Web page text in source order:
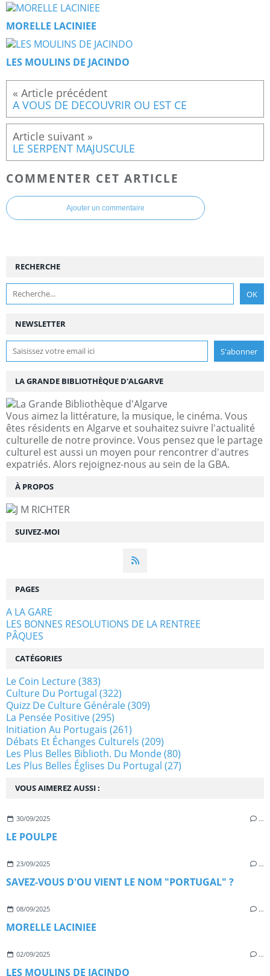
MORELLE LACINIEE
LES MOULINS DE JACINDO
A VOUS DE DECOUVRIR OU EST CE
LE SERPENT MAJUSCULE
COMMENTER CET ARTICLE
Ajouter un commentaire
NEWSLETTER
SUIVEZ-MOI
RECHERCHE
LA GRANDE BIBLIOTHÈQUE D'ALGARVE
Vous aimez la littérature, la musique, le cinéma. Vous
êtes résidents en Algarve et souhaitez suivre l'actualité
culturelle de notre province. Vous pensez que le partage
culturel est aussi un moyen pour rencontrer d'autres
expatriés. Alors rejoignez-nous au sein de la GBA.
À PROPOS
VOUS AIMEREZ AUSSI :
30/09/2025 …
LE POULPE
23/09/2025 …
SAVEZ-VOUS D'OU VIENT LE NOM "PORTUGAL" ?
08/09/2025 …
MORELLE LACINIEE
02/09/2025 …
LES MOULINS DE JACINDO
PAGES
A LA GARE
LES BONNES RESOLUTIONS DE LA RENTREE
PÂQUES
CATÉGORIES
Le Coin Lecture(383)
Culture Du Portugal (322)
Quizz De Culture Générale(309)
La Pensée Positive(295)
Initiation Au Portugais (261)
Débats Et Échanges Culturels (209)
Les Plus Belles Biblioth. Du Monde(80)
Les Plus Belles Églises Du Portugal (27)